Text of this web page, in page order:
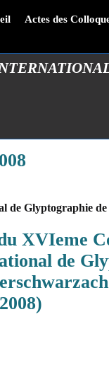
Actes des
de Glyptographie
XVIeme
de